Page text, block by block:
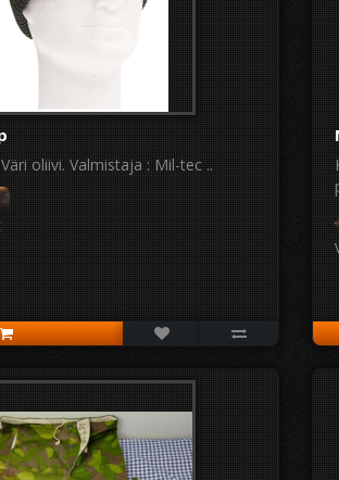
oliivi. Valmistaja : Mil-tec ..